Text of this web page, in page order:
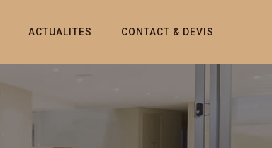
ACTUALITES CONTACT & DEVIS